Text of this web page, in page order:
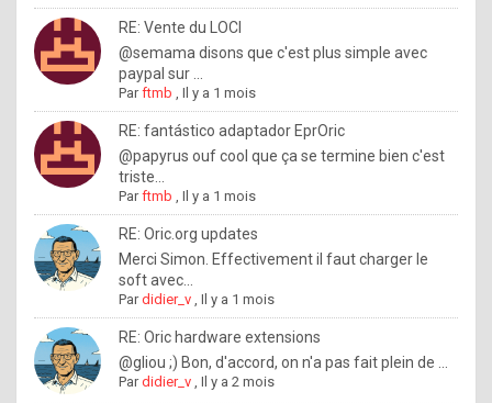
a
n
t
o
n
o
w
h
o
w
RE: Vente du LOCI
@semama disons que c'est plus simple avec
paypal sur ...
Parftmb ,Il y a 1 mois
RE: fantástico adaptador EprOric
@papyrus ouf cool que ça se termine bien c'est
triste...
Parftmb ,Il y a 1 mois
RE: Oric.org updates
Merci Simon. Effectivement il faut charger le
soft avec...
Pardidier_v ,Il y a 1 mois
RE: Oric hardware extensions
@gliou ;) Bon, d'accord, on n'a pas fait plein de ...
Pardidier_v ,Il y a 2 mois